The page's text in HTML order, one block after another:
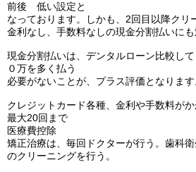
前後 低い設定と
なっております。しかも、2回目以降クリ
金利なし、手数料なしの現金分割払いにも
現金分割払いは、デンタルローン比較し
０万を多く払う
必要がないことが、プラス評価となります
クレジットカード各種、金利や手数料が
最大20回まで
医療費控除
矯正治療は、毎回ドクターが行う。歯科
のクリーニングを行う。